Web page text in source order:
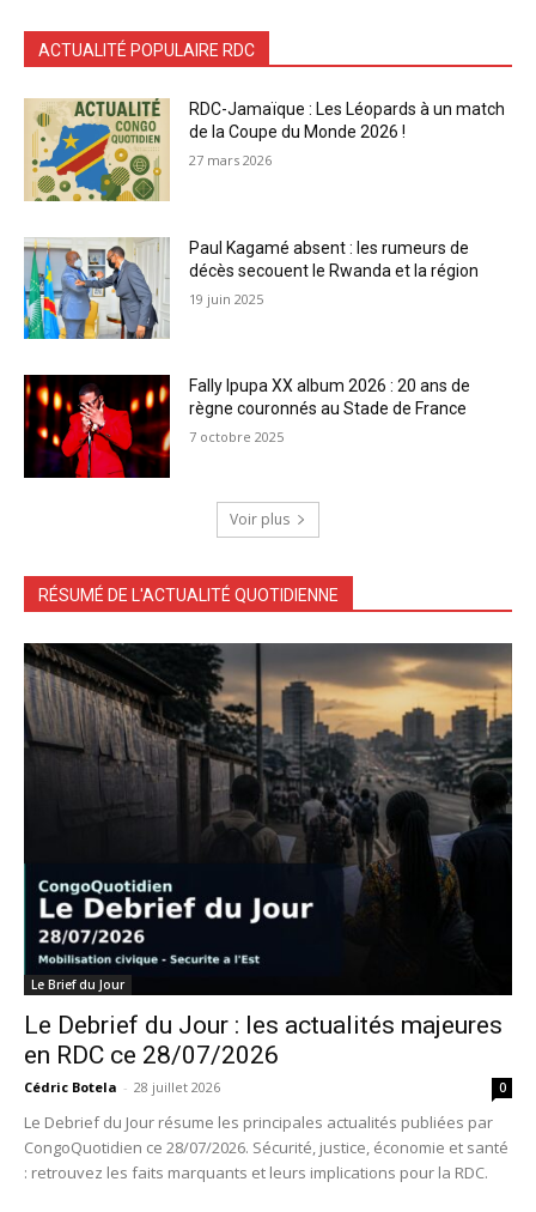
ACTUALITÉ POPULAIRE RDC
RDC-Jamaïque : Les Léopards à un match
de la Coupe du Monde 2026 !
27 mars 2026
Paul Kagamé absent : les rumeurs de
décès secouent le Rwanda et la région
19 juin 2025
Fally Ipupa XX album 2026 : 20 ans de
règne couronnés au Stade de France
7 octobre 2025
Voir plus
RÉSUMÉ DE L'ACTUALITÉ QUOTIDIENNE
Le Brief du Jour
Le Debrief du Jour : les actualités majeures
en RDC ce 28/07/2026
Cédric Botela - 28 juillet 2026 0
Le Debrief du Jour résume les principales actualités publiées par
CongoQuotidien ce 28/07/2026. Sécurité, justice, économie et santé
: retrouvez les faits marquants et leurs implications pour la RDC.